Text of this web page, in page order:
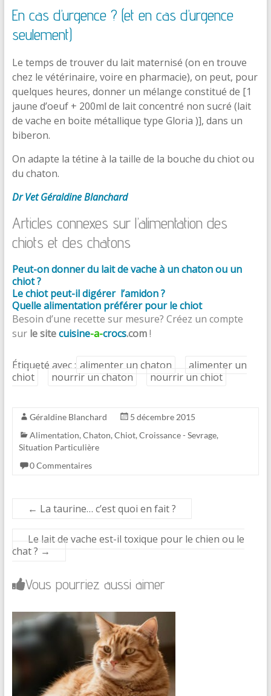
En cas d’urgence ? (et en cas d’urgence
seulement)
Le temps de trouver du lait maternisé (on en trouve
chez le vétérinaire, voire en pharmacie), on peut, pour
quelques heures, donner un mélange constitué de [1
jaune d’oeuf + 200ml de lait concentré non sucré (lait
de vache en boite métallique type Gloria )], dans un
biberon.
On adapte la tétine à la taille de la bouche du chiot ou
du chaton.
Dr Vet Géraldine Blanchard
Articles connexes sur l’alimentation des
chiots et des chatons
Peut-on donner du lait de vache à un chaton ou un
chiot ?
Le chiot peut-il digérer l’amidon ?
Quelle alimentation préférer pour le chiot
Besoin d’une recette sur mesure? Créez un compte
sur le sitecuisine-a-crocs.com!
Étiqueté avec : alimenter un chaton
alimenter un
chiot
nourrir un chaton nourrir un chiot
Géraldine Blanchard
5 décembre 2015
Alimentation, Chaton, Chiot, Croissance - Sevrage,
Situation Particulière
0 Commentaires
← La taurine… c’est quoi en fait ?
Le lait de vache est-il toxique pour le chien ou le
chat ? →
Vous pourriez aussi aimer